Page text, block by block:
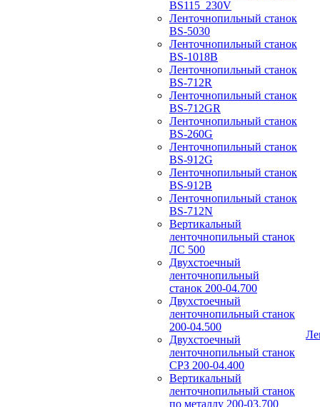
BS115_230V
Ленточнопильный станок
BS-5030
Ленточнопильный станок
BS-1018B
Ленточнопильный станок
BS-712R
Ленточнопильный станок
BS-712GR
Ленточнопильный станок
BS-260G
Ленточнопильный станок
BS-912G
Ленточнопильный станок
BS-912В
Ленточнопильный станок
BS-712N
Вертикальный
ленточнопильный станок
ЛС 500
Двухстоечный
ленточнопильный
станок 200-04.700
Двухстоечный
ленточнопильный станок
200-04.500
Двухстоечный
ленточнопильный станок
СРЗ 200-04.400
Вертикальный
ленточнопильный станок
по металлу 200-03.700